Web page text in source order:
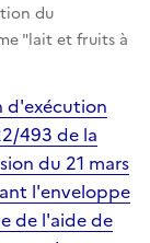
du
"lait et fruits à
d'exécution
493 de la
du 21 mars
l'enveloppe
de l'aide de